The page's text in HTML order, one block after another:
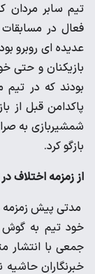
تیم سابر مردان
فعال در
عدیده ای روبرو
بازیکنان و حتی
بودند که در
پاکدامن قبل از
شمشیربازی به
بازگو کرد.
از زمزمه اختلاف
مدتی پیش زمزمه
خود تیم به گوش
جمعی با انتشار
خبرنگاران حاشیه